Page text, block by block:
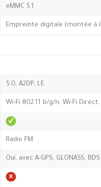
eMMC 5.1
Empreinte digitale (montée à
5.0, A2DP, LE
Wi-Fi 802.11 b/g/n, Wi-Fi
Radio FM
Oui, avec A-GPS, GLONASS, BDS